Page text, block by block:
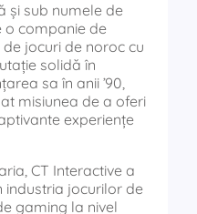
și sub numele de
o companie de
jocuri de noroc cu
solidă în
sa în anii ’90,
misiunea de a oferi
experiențe
CT Interactive a
industria jocurilor de
gaming la nivel